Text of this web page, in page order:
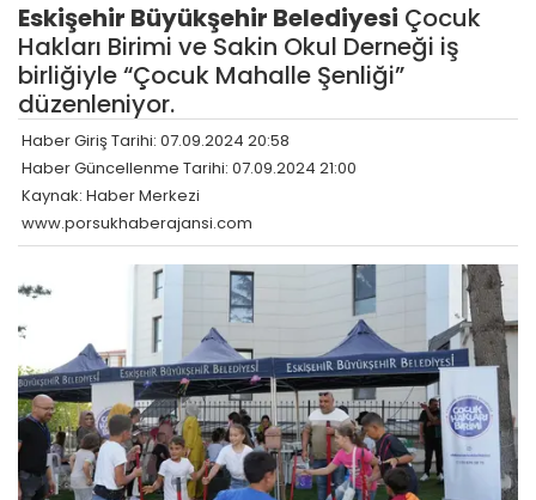
HABER
Eskişehir Büyükşehir Belediyesi Çocuk
Hakları Birimi ve Sakin Okul Derneği iş
birliğiyle “Çocuk Mahalle Şenliği”
düzenleniyor.
Haber Giriş Tarihi: 07.09.2024 20:58
Haber Güncellenme Tarihi: 07.09.2024 21:00
Kaynak: Haber Merkezi
www.porsukhaberajansi.com